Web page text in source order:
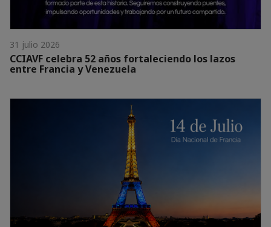
31 julio 2026
CCIAVF celebra 52 años fortaleciendo los lazos
entre Francia y Venezuela